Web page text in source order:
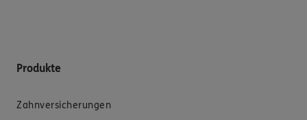
Produkte
Zahnversicherungen